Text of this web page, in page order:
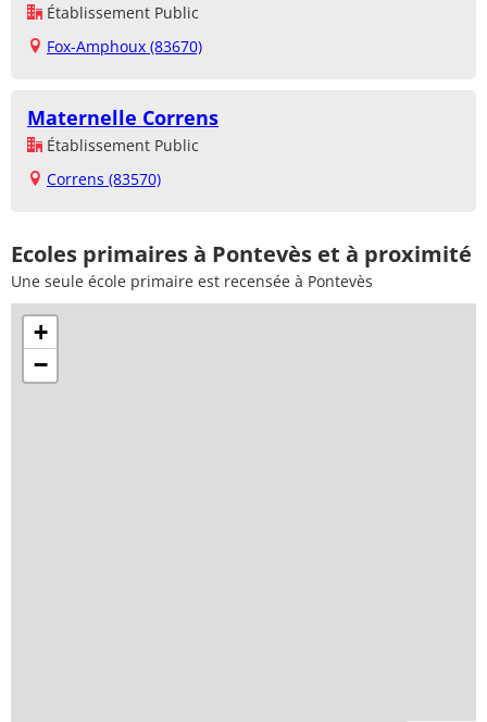
Établissement Public
Fox-Amphoux (83670)
Maternelle Correns
Établissement Public
Correns (83570)
Ecoles primaires à Pontevès et à proximité
Une seule école primaire est recensée à Pontevès
+
−